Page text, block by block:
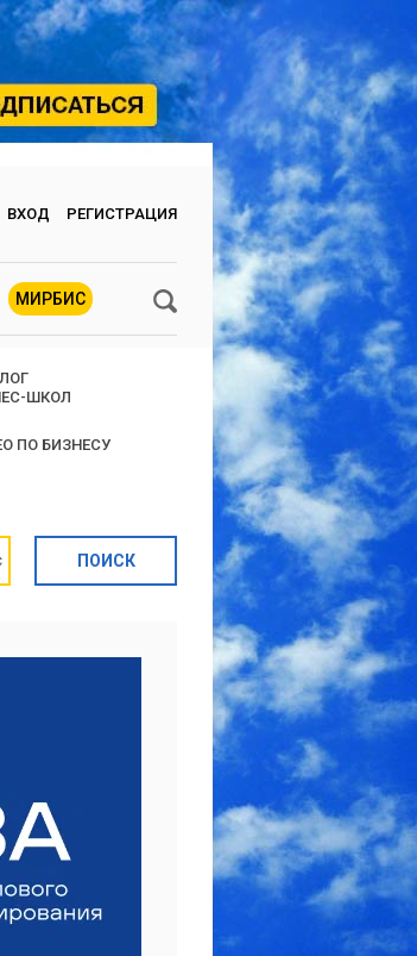
ВХОД РЕГИСТРАЦИЯ
МИРБИС
ШКОЛ
ПО БИЗНЕСУ